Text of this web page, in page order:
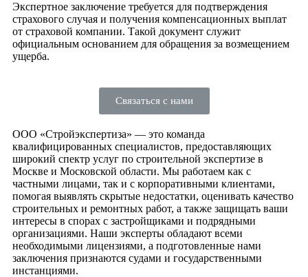
Экспертное заключение требуется для подтверждения
страхового случая и получения компенсационных выплат
от страховой компании. Такой документ служит
официальным основанием для обращения за возмещением
ущерба.
Связаться с нами
ООО «Стройэкспертиза» — это команда
квалифицированных специалистов, предоставляющих
широкий спектр услуг по строительной экспертизе в
Москве и Московской области. Мы работаем как с
частными лицами, так и с корпоративными клиентами,
помогая выявлять скрытые недостатки, оценивать качество
строительных и ремонтных работ, а также защищать ваши
интересы в спорах с застройщиками и подрядными
организациями. Наши эксперты обладают всеми
необходимыми лицензиями, а подготовленные нами
заключения признаются судами и государственными
инстанциями.